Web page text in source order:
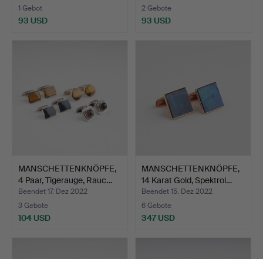
1 Gebot
93 USD
2 Gebote
93 USD
MANSCHETTENKNÖPFE,
4 Paar, Tigerauge, Rauc…
Beendet 17. Dez 2022
3 Gebote
104 USD
MANSCHETTENKNÖPFE,
14 Karat Gold, Spektrol…
Beendet 15. Dez 2022
6 Gebote
347 USD